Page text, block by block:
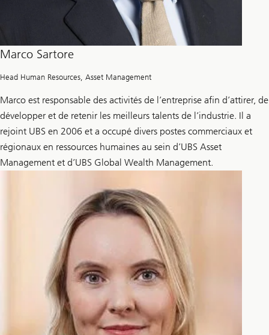
Marco Sartore
Head Human Resources, Asset Management
Marco est responsable des activités de l’entreprise afin d’attirer, de
développer et de retenir les meilleurs talents de l’industrie. Il a
rejoint UBS en 2006 et a occupé divers postes commerciaux et
régionaux en ressources humaines au sein d’UBS Asset
Management et d’UBS Global Wealth Management.